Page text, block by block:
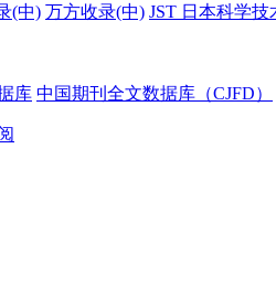
(中) 万方收录(中) JST 日本科学
库 中国期刊全文数据库（CJFD）